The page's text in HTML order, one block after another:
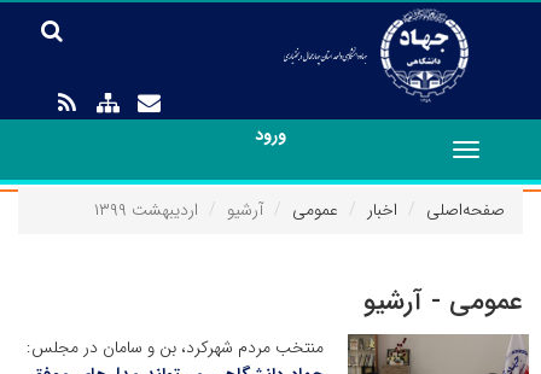
ورود
Toggle
navigation
صفحه‌اصلی
اخبار عمومی آرشیو اردیبهشت ۱۳۹۹
عمومی - آرشیو
منتخب مردم شهرکرد، بن و سامان در مجلس: